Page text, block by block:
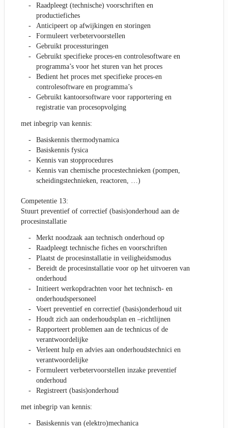
Raadpleegt (technische) voorschriften en
productiefiches
Anticipeert op afwijkingen en storingen
Formuleert verbetervoorstellen
Gebruikt processturingen
Gebruikt specifieke proces-en controlesoftware en
programma’s voor het sturen van het proces
Bedient het proces met specifieke proces-en
controlesoftware en programma’s
Gebruikt kantoorsoftware voor rapportering en
registratie van procesopvolging
met inbegrip van kennis:
Basiskennis thermodynamica
Basiskennis fysica
Kennis van stopprocedures
Kennis van chemische procestechnieken (pompen,
scheidingstechnieken, reactoren, …)
Competentie 13:
Stuurt preventief of correctief (basis)onderhoud aan de
procesinstallatie
Merkt noodzaak aan technisch onderhoud op
Raadpleegt technische fiches en voorschriften
Plaatst de procesinstallatie in veiligheidsmodus
Bereidt de procesinstallatie voor op het uitvoeren van
onderhoud
Initieert werkopdrachten voor het technisch- en
onderhoudspersoneel
Voert preventief en correctief (basis)onderhoud uit
Houdt zich aan onderhoudsplan en –richtlijnen
Rapporteert problemen aan de technicus of de
verantwoordelijke
Verleent hulp en advies aan onderhoudstechnici en
verantwoordelijke
Formuleert verbetervoorstellen inzake preventief
onderhoud
Registreert (basis)onderhoud
met inbegrip van kennis:
Basiskennis van (elektro)mechanica